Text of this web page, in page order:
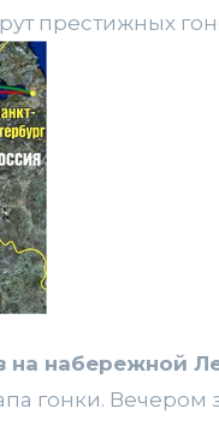
престижных
на набережной
гонки.